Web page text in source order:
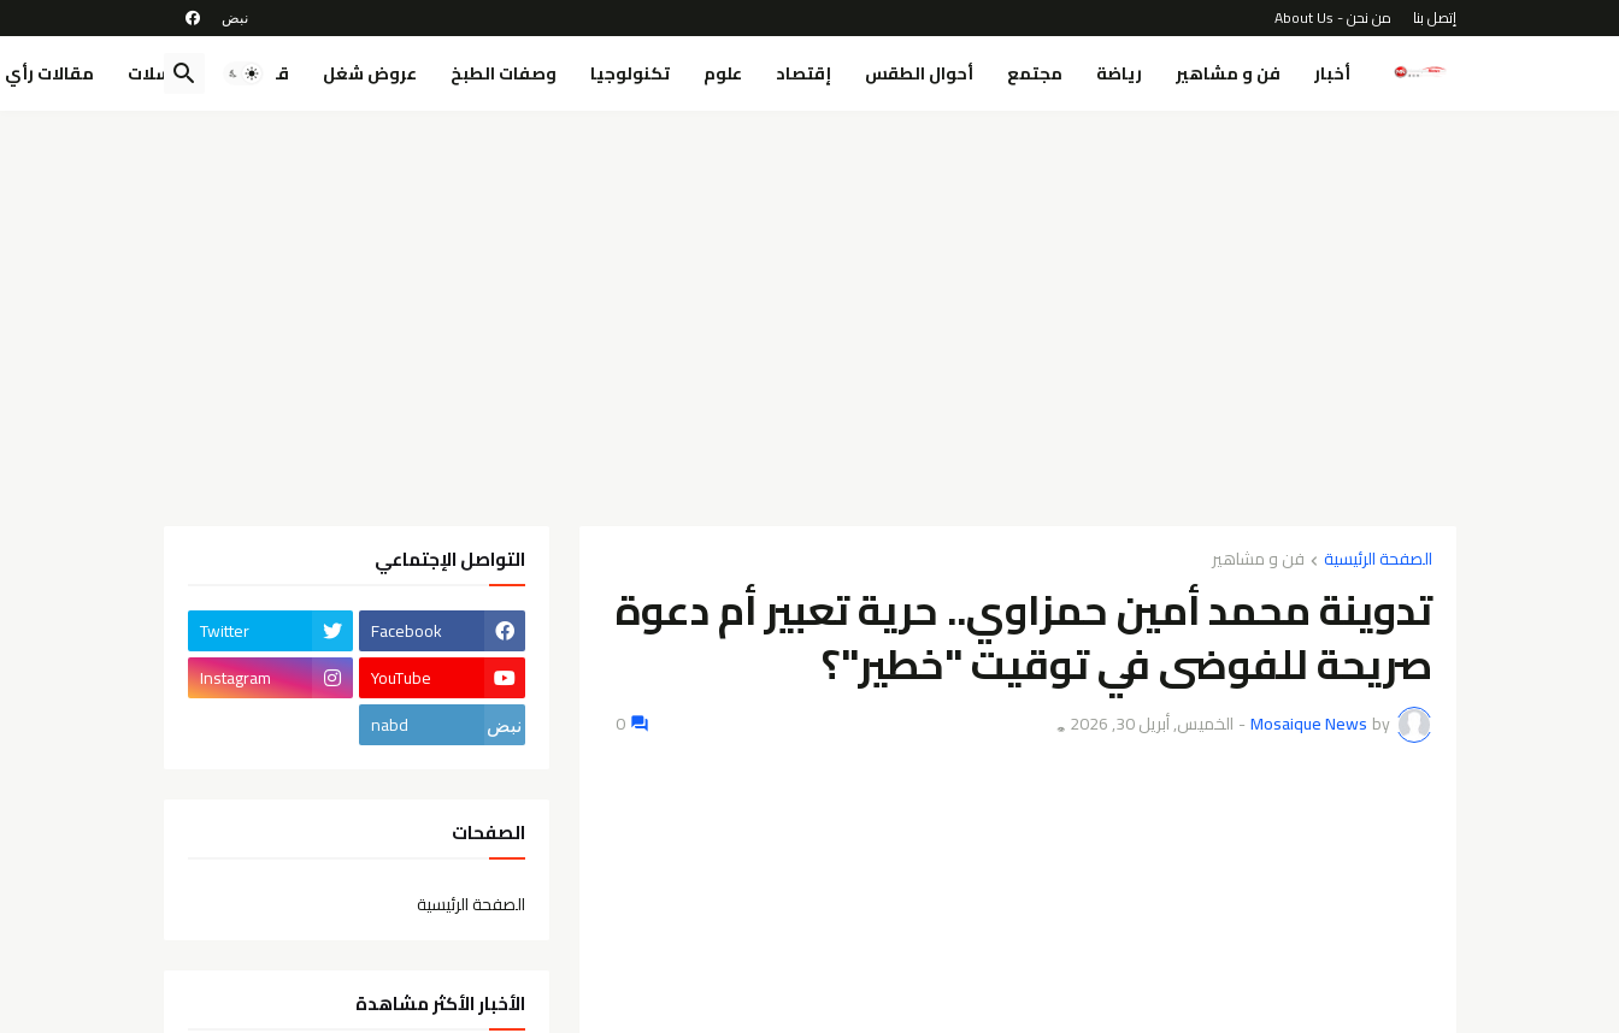
إتصل بنا من نحن - About Us
أخبار فن و مشاهير رياضة مجتمع أحوال الطقس إقتصاد علوم تكنولوجيا وصفات الطبخ عروض شغل قصص مسلسلات مقالات رأي
الصفحة الرئيسية فن و مشاهير
تدوينة محمد أمين حمزاوي.. حرية تعبير أم دعوة
صريحة للفوضى في توقيت "خطير"؟
by
Mosaique News
- الخميس, أبريل 30, 2026 👁️
0
التواصل الإجتماعي
Facebook
Twitter
YouTube
Instagram
nabd
الصفحات
الصفحة الرئيسية
الأخبار الأكثر مشاهدة